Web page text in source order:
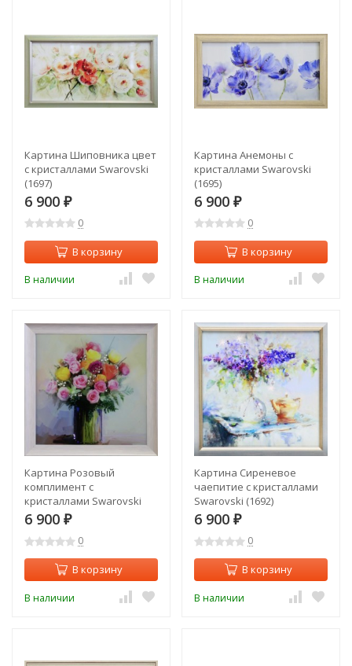
Картина Шиповника цвет
с кристаллами Swarovski
(1697)
6 900 ₽
0
В корзину
В наличии
Картина Анемоны с
кристаллами Swarovski
(1695)
6 900 ₽
0
В корзину
В наличии
Картина Розовый
комплимент с
кристаллами Swarovski
(1694)
6 900 ₽
0
В корзину
В наличии
Картина Сиреневое
чаепитие с кристаллами
Swarovski (1692)
6 900 ₽
0
В корзину
В наличии